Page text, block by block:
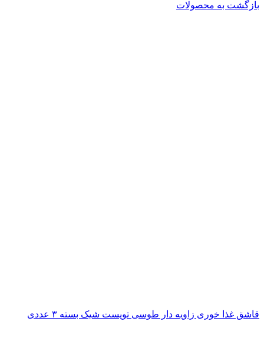
بازگشت به محصولات
قاشق غذا خوری زاویه دار طوسی تویست شیک بسته ۳ عددی